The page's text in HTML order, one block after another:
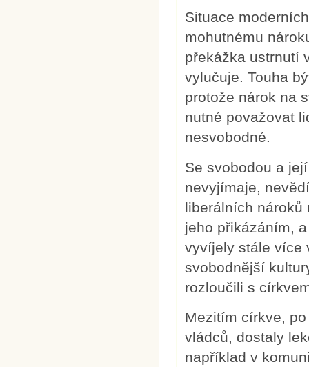
Situace
mohutnému
překážka ustrnutí
vylučuje. Touha
protože nárok na
nutné považovat
nesvobodné.
Se svobodou a
nevyjímaje,
liberálních nároků
jeho přikázáním,
vyvíjely stále více
svobodnější
rozloučili s
Mezitím církve,
vládců, dostaly
například v